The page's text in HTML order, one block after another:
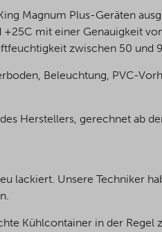
Magnum Plus-Geräten
mit einer Genauigkeit
zwischen 50 und
Beleuchtung, PVC-
Herstellers, gerechnet ab
lackiert. Unsere Techniker
Kühlcontainer in der